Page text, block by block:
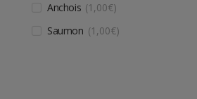
Anchois
1,00€
Saumon 1,00€